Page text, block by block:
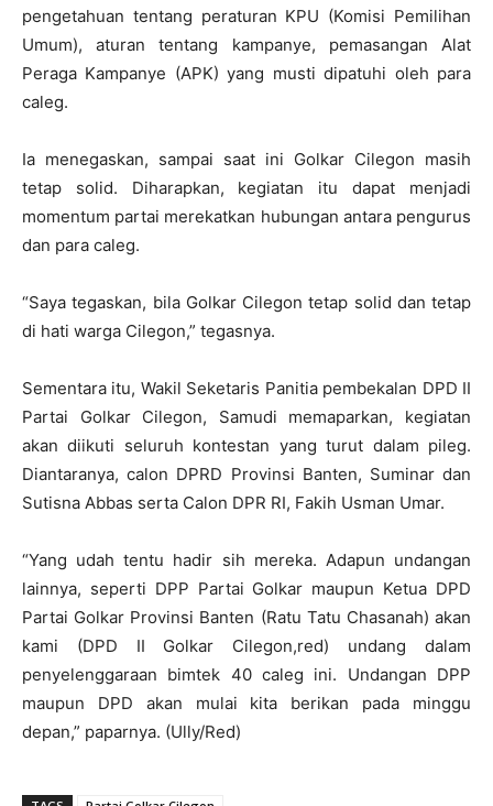
pengetahuan tentang peraturan KPU (Komisi Pemilihan
Umum), aturan tentang kampanye, pemasangan Alat
Peraga Kampanye (APK) yang musti dipatuhi oleh para
caleg.
Ia menegaskan, sampai saat ini Golkar Cilegon masih
tetap solid. Diharapkan, kegiatan itu dapat menjadi
momentum partai merekatkan hubungan antara pengurus
dan para caleg.
“Saya tegaskan, bila Golkar Cilegon tetap solid dan tetap
di hati warga Cilegon,” tegasnya.
Sementara itu, Wakil Seketaris Panitia pembekalan DPD II
Partai Golkar Cilegon, Samudi memaparkan, kegiatan
akan diikuti seluruh kontestan yang turut dalam pileg.
Diantaranya, calon DPRD Provinsi Banten, Suminar dan
Sutisna Abbas serta Calon DPR RI, Fakih Usman Umar.
“Yang udah tentu hadir sih mereka. Adapun undangan
lainnya, seperti DPP Partai Golkar maupun Ketua DPD
Partai Golkar Provinsi Banten (Ratu Tatu Chasanah) akan
kami (DPD II Golkar Cilegon,red) undang dalam
penyelenggaraan bimtek 40 caleg ini. Undangan DPP
maupun DPD akan mulai kita berikan pada minggu
depan,” paparnya. (Ully/Red)